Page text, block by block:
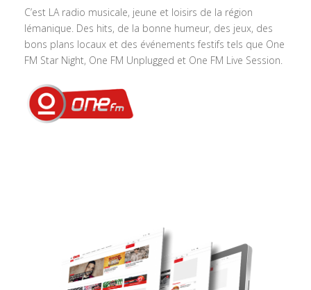
C’est LA radio musicale, jeune et loisirs de la région
lémanique. Des hits, de la bonne humeur, des jeux, des
bons plans locaux et des événements festifs tels que One
FM Star Night, One FM Unplugged et One FM Live Session.